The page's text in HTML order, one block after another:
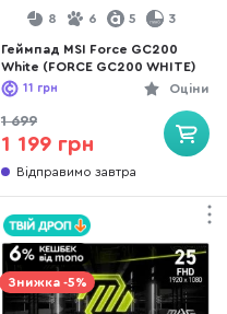
8 6 5 3
Геймпад MSI Force GC200
White (FORCE GC200 WHITE)
Оціни
11 грн
1 699
1 199 грн
Відправимо завтра
Знижка -5%